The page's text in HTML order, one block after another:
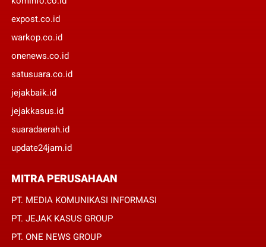
expost.co.id
warkop.co.id
onenews.co.id
satusuara.co.id
jejakbaik.id
jejakkasus.id
suaradaerah.id
update24jam.id
MITRA PERUSAHAAN
PT. MEDIA KOMUNIKASI INFORMASI
PT. JEJAK KASUS GROUP
PT. ONE NEWS GROUP